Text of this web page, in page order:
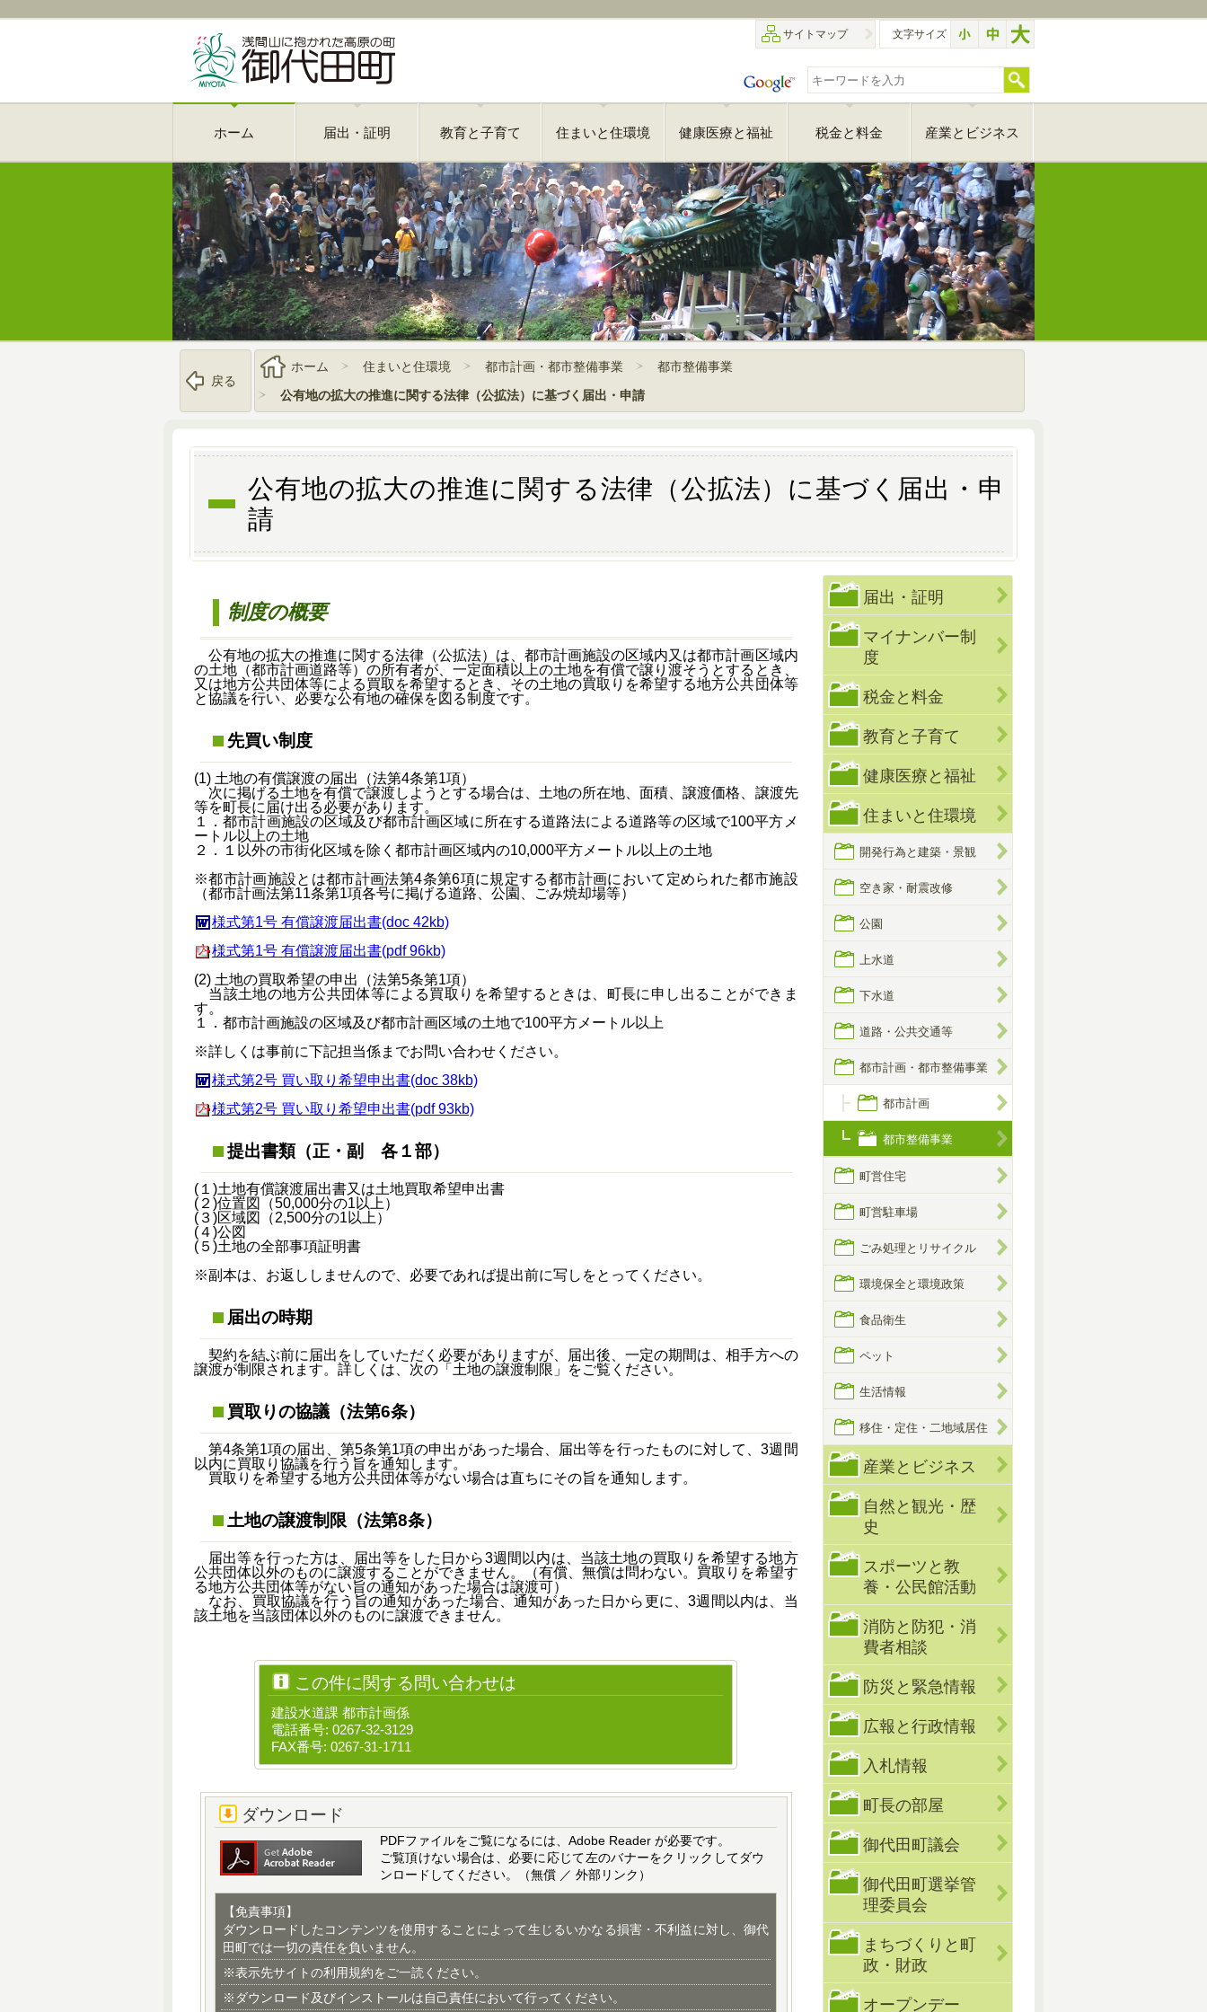
サイトマップ 文字サイズ
ホーム 届出・証明 教育と子育て 住まいと住環境 健康医療と福祉 税金と料金 産業とビジネス
戻る
ホーム 住まいと住環境 都市計画・都市整備事業
都市整備事業
公有地の拡大の推進に関する法律（公拡法）に基づく届出・申請
公有地の拡大の推進に関する法律（公拡法）に基づく届出・申
請
制度の概要
公有地の拡大の推進に関する法律（公拡法）は、都市計画施設の区域内又は都市計画区域内
の土地（都市計画道路等）の所有者が、一定面積以上の土地を有償で譲り渡そうとするとき、
又は地方公共団体等による買取を希望するとき、その土地の買取りを希望する地方公共団体等
と協議を行い、必要な公有地の確保を図る制度です。
先買い制度
(1) 土地の有償譲渡の届出（法第4条第1項）
次に掲げる土地を有償で譲渡しようとする場合は、土地の所在地、面積、譲渡価格、譲渡先
等を町長に届け出る必要があります。
１．都市計画施設の区域及び都市計画区域に所在する道路法による道路等の区域で100平方メ
ートル以上の土地
２．１以外の市街化区域を除く都市計画区域内の10,000平方メートル以上の土地
※都市計画施設とは都市計画法第4条第6項に規定する都市計画において定められた都市施設
（都市計画法第11条第1項各号に掲げる道路、公園、ごみ焼却場等）
様式第1号 有償譲渡届出書(doc 42kb)
様式第1号 有償譲渡届出書(pdf 96kb)
(2) 土地の買取希望の申出（法第5条第1項）
当該土地の地方公共団体等による買取りを希望するときは、町長に申し出ることができま
す。
１．都市計画施設の区域及び都市計画区域の土地で100平方メートル以上
※詳しくは事前に下記担当係までお問い合わせください。
様式第2号 買い取り希望申出書(doc 38kb)
様式第2号 買い取り希望申出書(pdf 93kb)
提出書類（正・副 各１部）
(１)土地有償譲渡届出書又は土地買取希望申出書
(２)位置図（50,000分の1以上）
(３)区域図（2,500分の1以上）
(４)公図
(５)土地の全部事項証明書
※副本は、お返ししませんので、必要であれば提出前に写しをとってください。
届出の時期
契約を結ぶ前に届出をしていただく必要がありますが、届出後、一定の期間は、相手方への
譲渡が制限されます。詳しくは、次の「土地の譲渡制限」をご覧ください。
買取りの協議（法第6条）
第4条第1項の届出、第5条第1項の申出があった場合、届出等を行ったものに対して、3週間
以内に買取り協議を行う旨を通知します。
買取りを希望する地方公共団体等がない場合は直ちにその旨を通知します。
土地の譲渡制限（法第8条）
届出等を行った方は、届出等をした日から3週間以内は、当該土地の買取りを希望する地方
公共団体以外のものに譲渡することができません。（有償、無償は問わない。買取りを希望す
る地方公共団体等がない旨の通知があった場合は譲渡可）
なお、買取協議を行う旨の通知があった場合、通知があった日から更に、3週間以内は、当
該土地を当該団体以外のものに譲渡できません。
この件に関する問い合わせは
建設水道課 都市計画係
電話番号: 0267-32-3129
FAX番号: 0267-31-1711
ダウンロード
PDFファイルをご覧になるには、Adobe Reader が必要です。
ご覧頂けない場合は、必要に応じて左のバナーをクリックしてダウ
ンロードしてください。（無償 ／ 外部リンク）
【免責事項】
ダウンロードしたコンテンツを使用することによって生じるいかなる損害・不利益に対し、御代
田町では一切の責任を負いません。
※表示先サイトの利用規約をご一読ください。
※ダウンロード及びインストールは自己責任において行ってください。
届出・証明
マイナンバー制
度
税金と料金
教育と子育て
健康医療と福祉
住まいと住環境
開発行為と建築・景観
空き家・耐震改修
公園
上水道
下水道
道路・公共交通等
都市計画・都市整備事業
都市計画
都市整備事業
町営住宅
町営駐車場
ごみ処理とリサイクル
環境保全と環境政策
食品衛生
ペット
生活情報
移住・定住・二地域居住
産業とビジネス
自然と観光・歴
史
スポーツと教
養・公民館活動
消防と防犯・消
費者相談
防災と緊急情報
広報と行政情報
入札情報
町長の部屋
御代田町議会
御代田町選挙管
理委員会
まちづくりと町
政・財政
オープンデー